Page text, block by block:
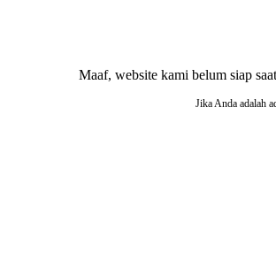
Maaf, website kami belum siap
Jika Anda adalah